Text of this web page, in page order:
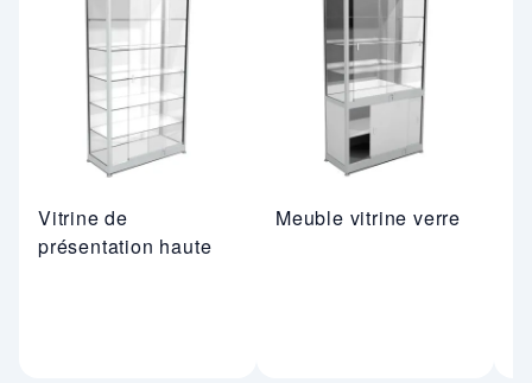
Vitrine de
présentation haute
Meuble vitrine verre